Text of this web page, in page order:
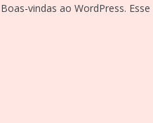
Boas-vindas ao WordPress.